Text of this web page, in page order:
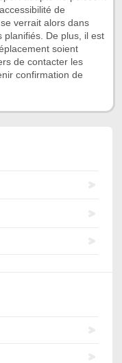
de
verrait alors dans
planifiés. De plus, il est
soient
de contacter les
confirmation de